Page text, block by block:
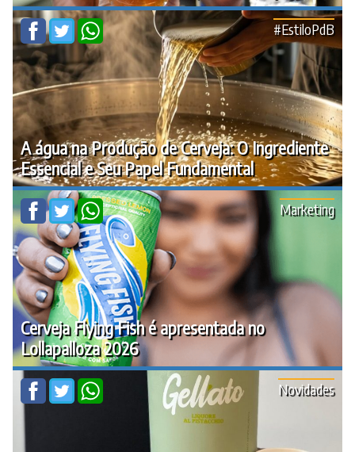
A água na Produção de Cerveja: O Ingrediente
Essencial e Seu Papel Fundamental
#EstiloPdB
Cerveja Flying Fish é apresentada no
Lollapalloza 2026
Marketing
Novidades